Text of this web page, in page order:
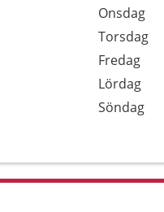
Onsdag
Torsdag
Fredag
Lördag
Söndag